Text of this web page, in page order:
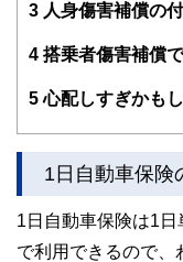
3 人身傷害補償の
4 搭乗者傷害補償
5心配しすぎかも
1日自動車保険
1日自動車保険は1日
で利用できるので、